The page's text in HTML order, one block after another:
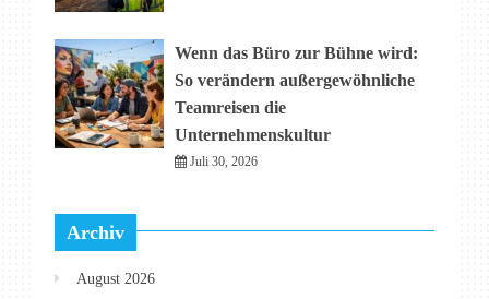
Wenn das Büro zur Bühne wird:
So verändern außergewöhnliche
Teamreisen die
Unternehmenskultur
Juli 30, 2026
Archiv
August 2026